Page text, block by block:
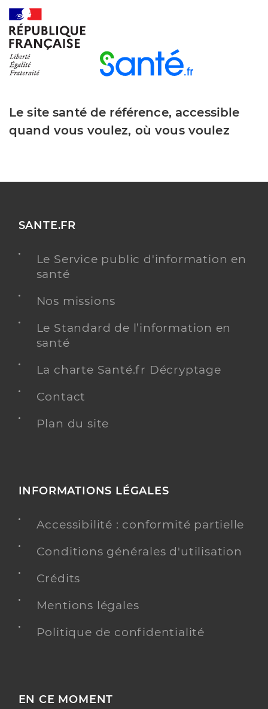
Le site santé de référence, accessible
quand vous voulez, où vous voulez
SANTE.FR
Le Service public d'information en
santé
Nos missions
Le Standard de l’information en
santé
La charte Santé.fr Décryptage
Contact
Plan du site
INFORMATIONS LÉGALES
Accessibilité : conformité partielle
Conditions générales d'utilisation
Crédits
Mentions légales
Politique de confidentialité
EN CE MOMENT